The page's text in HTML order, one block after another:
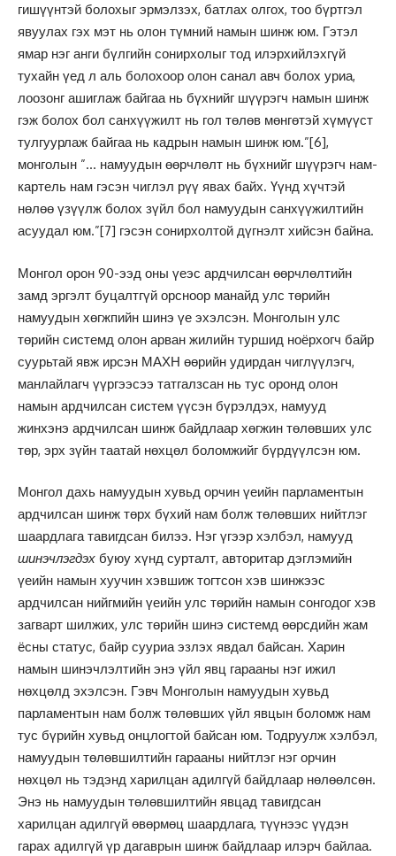
гишүүнтэй болохыг эрмэлзэх, батлах олгох, тоо бүртгэл
явуулах гэх мэт нь олон түмний намын шинж юм. Гэтэл
ямар нэг анги бүлгийн сонирхолыг тод илэрхийлэхгүй
тухайн үед л аль болохоор олон санал авч болох уриа,
лоозонг ашиглаж байгаа нь бүхнийг шүүрэгч намын шинж
гэж болох бол санхүүжилт нь гол төлөв мөнгөтэй хүмүүст
тулгуурлаж байгаа нь кадрын намын шинж юм.”[6],
монголын ”… намуудын өөрчлөлт нь бүхнийг шүүрэгч нам-
картель нам гэсэн чиглэл рүү явах байх. Үүнд хүчтэй
нөлөө үзүүлж болох зүйл бол намуудын санхүүжилтийн
асуудал юм.”[7] гэсэн сонирхолтой дүгнэлт хийсэн байна.
Монгол орон 90-ээд оны үеэс ардчилсан өөрчлөлтийн
замд эргэлт буцалтгүй орсноор манайд улс төрийн
намуудын хөгжпийн шинэ үе эхэлсэн. Монголын улс
төрийн системд олон арван жилийн туршид ноёрхогч байр
суурьтай явж ирсэн МАХН өөрийн удирдан чиглүүлэгч,
манлайлагч үүргээсээ татгалзсан нь тус оронд олон
намын ардчилсан систем үүсэн бүрэлдэх, намууд
жинхэнэ ардчилсан шинж байдлаар хөгжин төлөвших улс
төр, эрх зүйн таатай нөхцөл боломжийг бүрдүүлсэн юм.
Монгол дахь намуудын хувьд орчин үеийн парламентын
ардчилсан шинж төрх бүхий нам болж төлөвших нийтлэг
шаардлага тавигдсан билээ. Нэг үгээр хэлбэл, намууд
шинэчлэгдэх буюу хүнд сурталт, авторитар дэглэмийн
үеийн намын хуучин хэвшиж тогтсон хэв шинжээс
ардчилсан нийгмийн үеийн улс төрийн намын сонгодог хэв
загварт шилжих, улс төрийн шинэ системд өөрсдийн жам
ёсны статус, байр сууриа эзлэх явдал байсан. Харин
намын шинэчлэлтийн энэ үйл явц гарааны нэг ижил
нөхцөлд эхэлсэн. Гэвч Монголын намуудын хувьд
парламентын нам болж төлөвших үйл явцын боломж нам
тус бүрийн хувьд онцлогтой байсан юм. Тодруулж хэлбэл,
намуудын төлөвшилтийн гарааны нийтлэг нэг орчин
нөхцөл нь тэдэнд харилцан адилгүй байдлаар нөлөөлсөн.
Энэ нь намуудын төлөвшилтийн явцад тавигдсан
харилцан адилгүй өвөрмөц шаардлага, түүнээс үүдэн
гарах адилгүй үр дагаврын шинж байдлаар илэрч байлаа.